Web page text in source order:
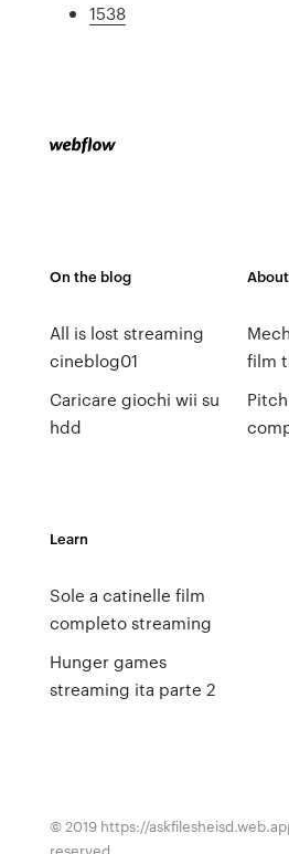
1538
On the blog
All is lost streaming
cineblog01
Caricare giochi wii su
hdd
About
film
Learn
Sole a catinelle film
completo streaming
Hunger games
streaming ita parte 2
© 2019 https://
reserved.